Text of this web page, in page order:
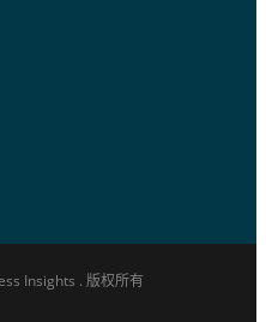
Insights . 版权所有